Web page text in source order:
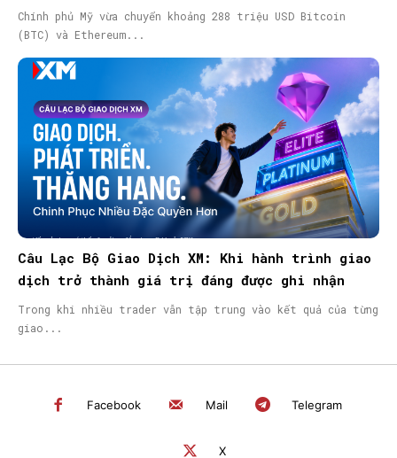
Chính phủ Mỹ vừa chuyển khoảng 288 triệu USD Bitcoin
(BTC) và Ethereum...
Câu Lạc Bộ Giao Dịch XM: Khi hành trình giao
dịch trở thành giá trị đáng được ghi nhận
Trong khi nhiều trader vẫn tập trung vào kết quả của từng
giao...
Facebook Mail Telegram
X